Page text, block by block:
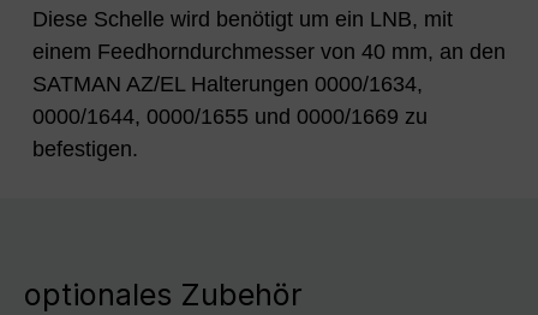
Diese Schelle wird benötigt um ein LNB, mit
einem Feedhorndurchmesser von 40 mm, an den
SATMAN AZ/EL Halterungen 0000/1634,
0000/1644, 0000/1655 und 0000/1669 zu
befestigen.
optionales Zubehör